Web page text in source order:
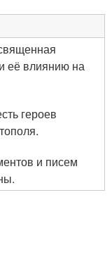
её влиянию на
героев
и писем